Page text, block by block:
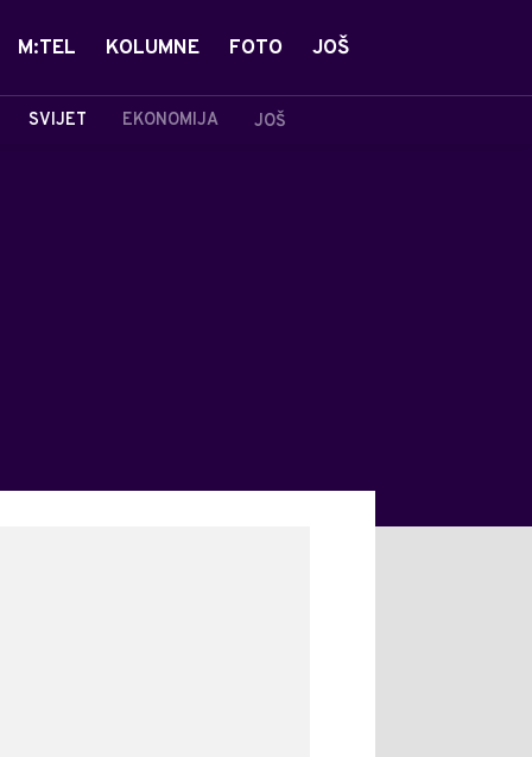
SVIJET EKONOMIJA JOŠ
M:TEL KOLUMNE FOTO JOŠ